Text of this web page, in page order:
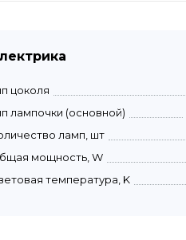
цоколя
лампочки (основной)
ламп, шт
мощность, W
температура, K